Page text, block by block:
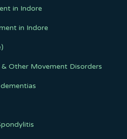
in Indore
in Indore
& Other Movement Disorders